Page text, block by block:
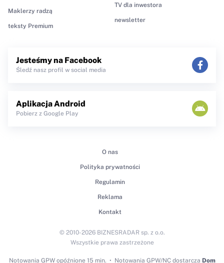
Maklerzy radzą
teksty Premium
TV dla inwestora
newsletter
Jesteśmy na Facebook
Śledź nasz profil w social media
Aplikacja Android
Pobierz z Google Play
O nas
Polityka prywatności
Regulamin
Reklama
Kontakt
Notowania GPWopóźnione 15 min. Notowania GPW/NC dostarcza Dom
© 2010-2026 BIZNESRADAR sp. z o.o.
Wszystkie prawa zastrzeżone